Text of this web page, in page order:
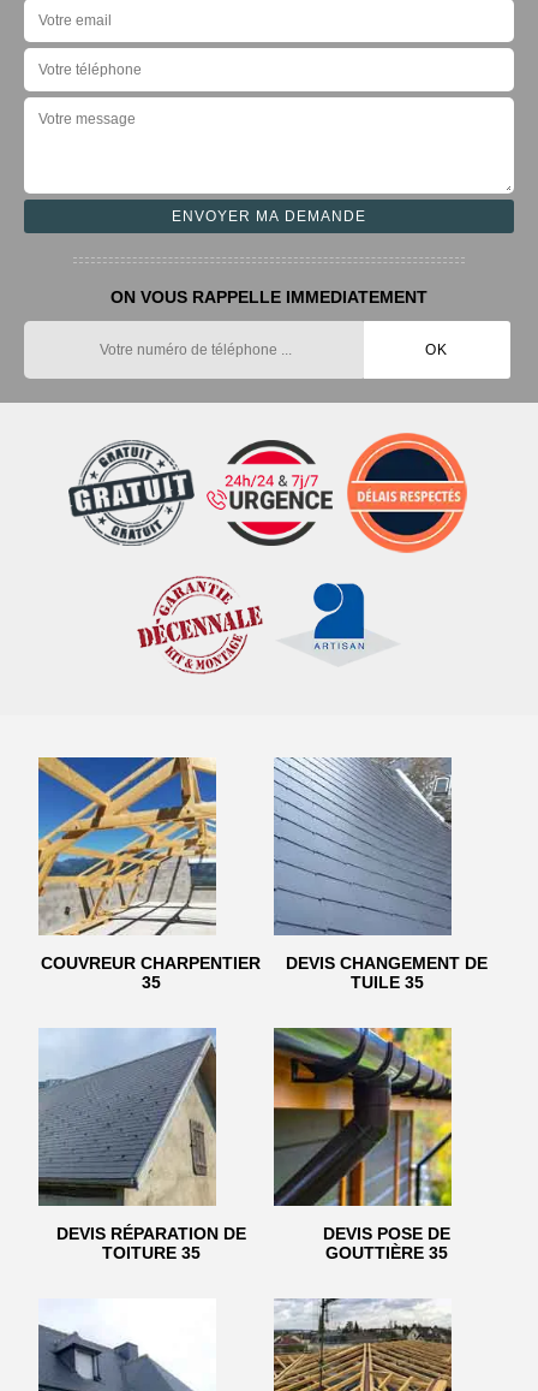
ON VOUS RAPPELLE IMMEDIATEMENT
COUVREUR CHARPENTIER
35
DEVIS CHANGEMENT DE
TUILE 35
DEVIS RÉPARATION DE
TOITURE 35
DEVIS POSE DE
GOUTTIÈRE 35